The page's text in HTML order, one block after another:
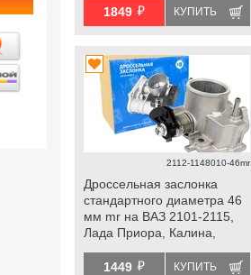
1849 й КУПИТЬ
2112-1148010-46mr
Дроссельная заслонка
стандартного диаметра 46
мм mr на ВАЗ 2101-2115,
Лада Приора, Калина,
1449 й КУПИТЬ